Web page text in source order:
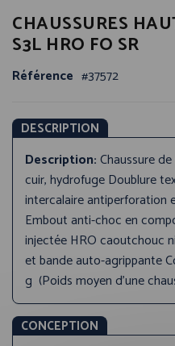
au
début
de
la
CHAUSSURES
S3L HRO FO SR
Référence 37572
DESCRIPTION
Description:Chaussure
cuir, hydrofuge Doublure
intercalaire antiperforation
Embout anti-choc en
injectée HRO caoutchouc
et bande auto-agrippante
g (Poids moyen d'une
CONCEPTION